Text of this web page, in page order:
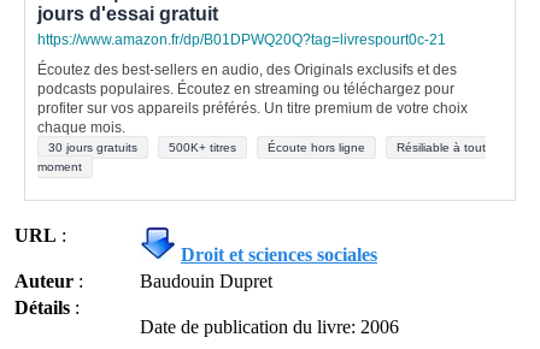
jours d'essai gratuit
https://www.amazon.fr/dp/B01DPWQ20Q?tag=livrespourt0c-21
Écoutez des best-sellers en audio, des Originals exclusifs et des
podcasts populaires. Écoutez en streaming ou téléchargez pour
profiter sur vos appareils préférés. Un titre premium de votre choix
chaque mois.
30 jours gratuits 500K+ titres Écoute hors ligne
Résiliable à tout
moment
URL :
Droit et sciences sociales
Auteur :
Baudouin Dupret
Détails :
Date de publication du livre: 2006